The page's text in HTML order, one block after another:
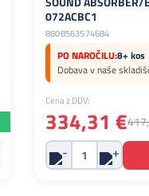
072ACBC1
8808563574684
PO NAROČILU:8+ kos
Dobava v naše
Cena z DDV:
334,31 €